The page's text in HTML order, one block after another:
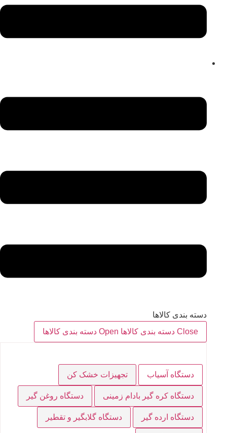
دسته بندی کالاها
Close دسته بندی کالاها
Open دسته بندی کالاها
دستگاه آسیاب تجهیزات خشک کن
دستگاه کره گیر بادام زمینی دستگاه روغن گیر
دستگاه ارده گیر دستگاه گلابگیر و تقطیر